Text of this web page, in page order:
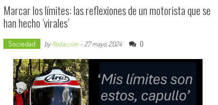
Marcar los límites: las reflexiones de un motorista que se
han hecho ‘virales’
Sociedad byRedaccion- 27 mayo, 2024 0